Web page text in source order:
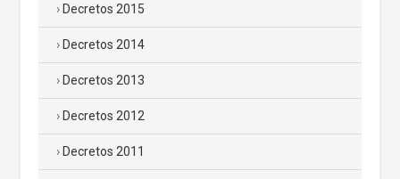
Decretos 2015
Decretos 2014
Decretos 2013
Decretos 2012
Decretos 2011